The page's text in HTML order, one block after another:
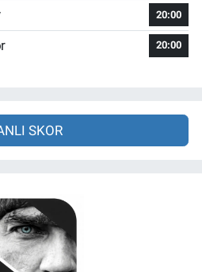
20:00
20:00
SKOR